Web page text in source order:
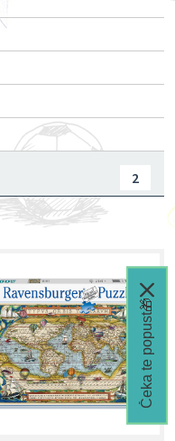
2
Čeka te popust🎁